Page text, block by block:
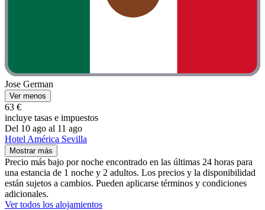
Jose German
Ver menos
63 €
incluye tasas e impuestos
Del 10 ago al 11 ago
Hotel América Sevilla
Mostrar más
Precio más bajo por noche encontrado en las últimas 24 horas para
una estancia de 1 noche y 2 adultos. Los precios y la disponibilidad
están sujetos a cambios. Pueden aplicarse términos y condiciones
adicionales.
Ver todos los alojamientos